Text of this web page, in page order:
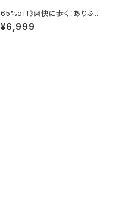
65%off》爽快に歩く！ありふれ
コーデ打破》オリジナル３Dイン
ソール内蔵》全５色》歩ノ靴hon
¥6,999